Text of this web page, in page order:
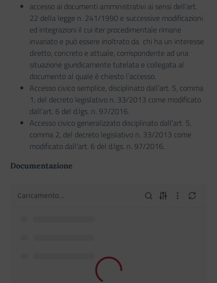
accesso ai documenti amministrativi ai sensi dell’art.
22 della legge n. 241/1990 e successive modificazioni
ed integrazioni il cui iter procedimentale rimane
invariato e può essere inoltrato da chi ha un interesse
diretto, concreto e attuale, corrispondente ad una
situazione giuridicamente tutelata e collegata al
documento al quale è chiesto l’accesso.
Accesso civico semplice, disciplinato dall’art. 5, comma
1, del decreto legislativo n. 33/2013 come modificato
dall’art. 6 del d.lgs. n. 97/2016.
Accesso civico generalizzato disciplinato dall’art. 5,
comma 2, del decreto legislativo n. 33/2013 come
modificato dall’art. 6 del d.lgs. n. 97/2016.
Documentazione
Caricamento...